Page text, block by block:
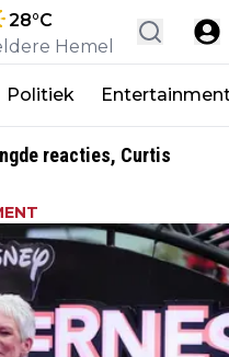
28°C
Hemel
Politiek
reacties, Curtis